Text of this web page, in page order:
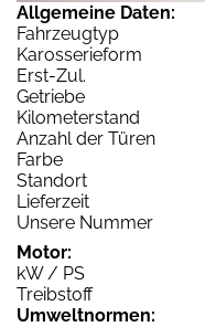
Allgemeine Daten:
Fahrzeugtyp
Karosserieform
Erst-Zul.
Getriebe
Kilometerstand
Anzahl der Türen
Farbe
Standort
Lieferzeit
Unsere Nummer
Motor:
kW / PS
Treibstoff
Umweltnormen: